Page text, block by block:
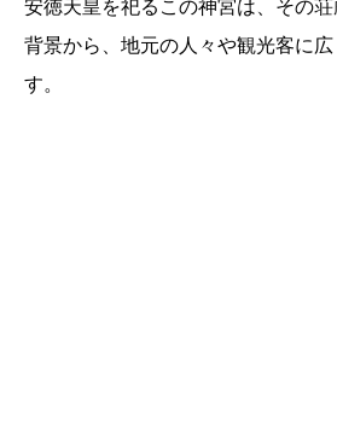
安徳天皇を祀るこの神宮は、その
背景から、地元の人々や観光客に広
す。